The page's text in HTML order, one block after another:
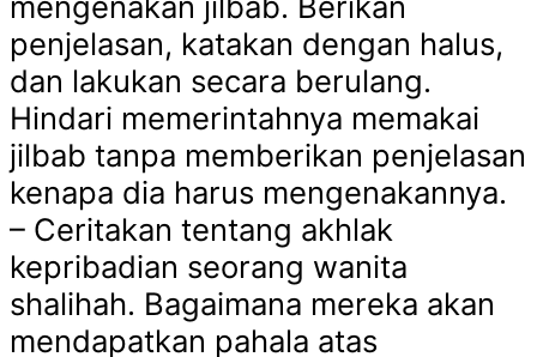
penjelasan, katakan dengan halus,
dan lakukan secara berulang.
Hindari memerintahnya memakai
jilbab tanpa memberikan penjelasan
kenapa dia harus mengenakannya.
– Ceritakan tentang akhlak
kepribadian seorang wanita
shalihah. Bagaimana mereka akan
mendapatkan pahala atas